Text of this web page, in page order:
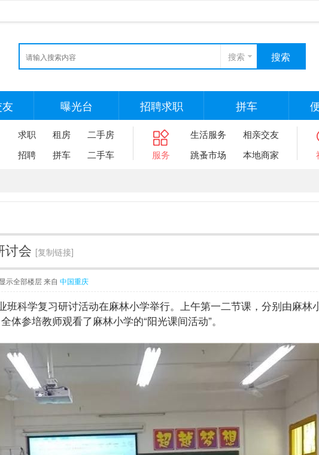
搜索 搜索
曝光台 招聘求职 拼车
求职 租房
二手房
招聘
拼车 二手车 服务
生活服务
相亲交友
跳蚤市场
本地商家
讨会 [复制链接]
显示全部楼层来自 中国重庆
班科学复习研讨活动在麻林小学举行。上午第一二节课，分别由麻
体参培教师观看了麻林小学的“阳光课间活动”。